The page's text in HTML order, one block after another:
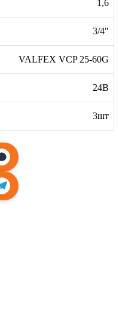
1,6
3/4″
VALFEX VCP 25-60G
24В
3шт